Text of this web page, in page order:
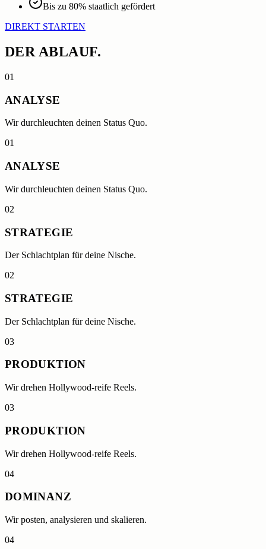
Bis zu 80% staatlich gefördert
DIREKT STARTEN
DER ABLAUF.
01
ANALYSE
Wir durchleuchten deinen Status Quo.
01
ANALYSE
Wir durchleuchten deinen Status Quo.
02
STRATEGIE
Der Schlachtplan für deine Nische.
02
STRATEGIE
Der Schlachtplan für deine Nische.
03
PRODUKTION
Wir drehen Hollywood-reife Reels.
03
PRODUKTION
Wir drehen Hollywood-reife Reels.
04
DOMINANZ
Wir posten, analysieren und skalieren.
04